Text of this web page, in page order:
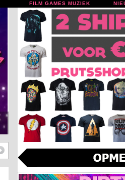
FILM GAMES MUZIEK